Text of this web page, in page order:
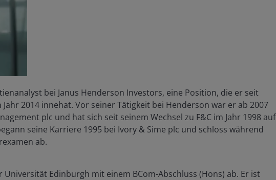
bei Janus Henderson Investors, eine Position, die er seit
2014 innehat. Vor seiner Tätigkeit bei Henderson war er ab 2007
plc und hat sich seit seinem Wechsel zu F&C im Jahr 1998 auf
seine Karriere 1995 bei Ivory & Sime plc und schloss während
ab.
Universität Edinburgh mit einem BCom-Abschluss (Hons) ab. Er ist